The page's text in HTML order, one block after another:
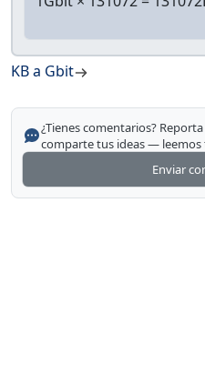
KB a Gbit
¿Tienes comentarios?
comparte tus ideas — leemos
Enviar